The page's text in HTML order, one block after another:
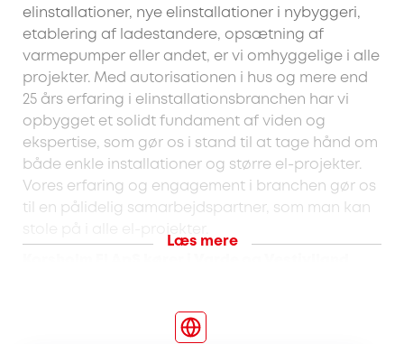
elinstallationer, nye elinstallationer i nybyggeri,
etablering af ladestandere, opsætning af
varmepumper eller andet, er vi omhyggelige i alle
projekter. Med autorisationen i hus og mere end
25 års erfaring i elinstallationsbranchen har vi
opbygget et solidt fundament af viden og
ekspertise, som gør os i stand til at tage hånd om
både enkle installationer og større el-projekter.
Vores erfaring og engagement i branchen gør os
til en pålidelig samarbejdspartner, som man kan
Læs mere